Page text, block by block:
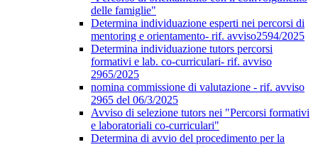
delle famiglie"
Determina individuazione esperti nei percorsi di
mentoring e orientamento- rif. avviso2594/2025
Determina individuazione tutors percorsi
formativi e lab. co-curriculari- rif. avviso
2965/2025
nomina commissione di valutazione - rif. avviso
2965 del 06/3/2025
Avviso di selezione tutors nei "Percorsi formativi
e laboratoriali co-curriculari"
Determina di avvio del procedimento per la